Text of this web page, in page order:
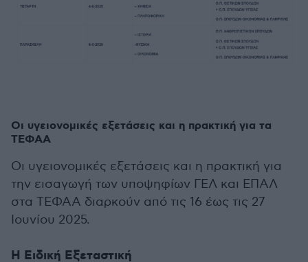
Οι υγειονομικές εξετάσεις και η πρακτική για τα
ΤΕΦΑΑ
Οι υγειονομικές εξετάσεις και η πρακτική για
την εισαγωγή των υποψηφίων ΓΕΛ και ΕΠΑΛ
στα ΤΕΦΑΑ διαρκούν από τις 16 έως τις 27
Ιουνίου 2025.
Η Ειδική Εξεταστική